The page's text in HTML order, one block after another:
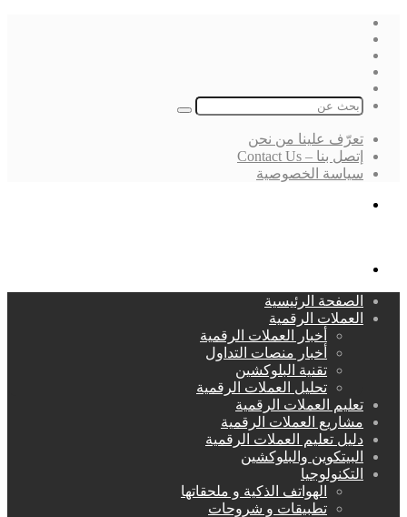
بحث
تعرّف علينا من نحن
إتصل بنا – Contact Us
سياسة الخصوصية
الصفحة الرئيسية
العملات الرقمية
أخبار العملات الرقمية
أخبار منصات التداول
تقنية البلوكشين
تحليل العملات الرقمية
تعليم العملات الرقمية
مشاريع العملات الرقمية
دليل تعليم العملات الرقمية
البيتكوين والبلوكشين
التكنولوجيا
الهواتف الذكية و ملحقاتها
تطبيقات و شروحات